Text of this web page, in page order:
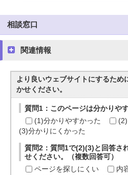
相談窓口
関連情報
より良いウェブサイトにするため
かせください。
質問1：このページは分かりや
(1)分かりやすかった
(3)分かりにくかった
質問2：質問1で(2)(3)と回答さ
せください。（複数回答可）
ページを探しにくい
内